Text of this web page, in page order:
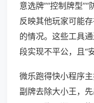
意选牌”“控制牌型
反映其他玩家可能
的情况。这些工具
段实现不平公，且“
微乐跑得快小程序
副牌去除大小王，